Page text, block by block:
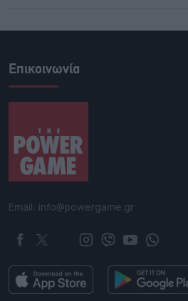
Επικοινωνία
Email: info@powergame.gr